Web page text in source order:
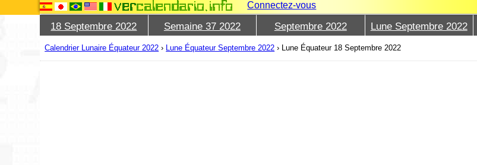
Connectez-vous
18 Septembre 2022 Semaine 37 2022 Septembre 2022 Lune Septembre 2022
Calendrier Lunaire Équateur 2022 › Lune Équateur Septembre 2022 › Lune Équateur 18 Septembre 2022